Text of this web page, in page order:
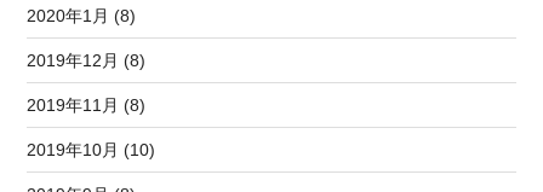
2020年1月 (8)
2019年12月 (8)
2019年11月 (8)
2019年10月 (10)